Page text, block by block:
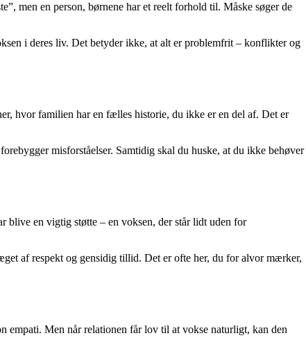
men en person, børnene har et reelt forhold til. Måske søger de
i deres liv. Det betyder ikke, at alt er problemfrit – konflikter og
hvor familien har en fælles historie, du ikke er en del af. Det er
misforståelser. Samtidig skal du huske, at du ikke behøver
blive en vigtig støtte – en voksen, der står lidt uden for
af respekt og gensidig tillid. Det er ofte her, du for alvor mærker,
empati. Men når relationen får lov til at vokse naturligt, kan den